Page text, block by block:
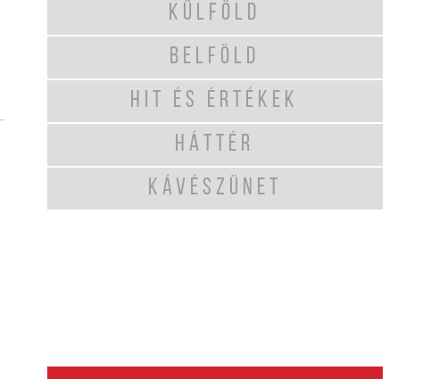
KÜLFÖLD
BELFÖLD
HIT ÉS ÉRTÉKEK
HÁTTÉR
KÁVÉSZÜNET